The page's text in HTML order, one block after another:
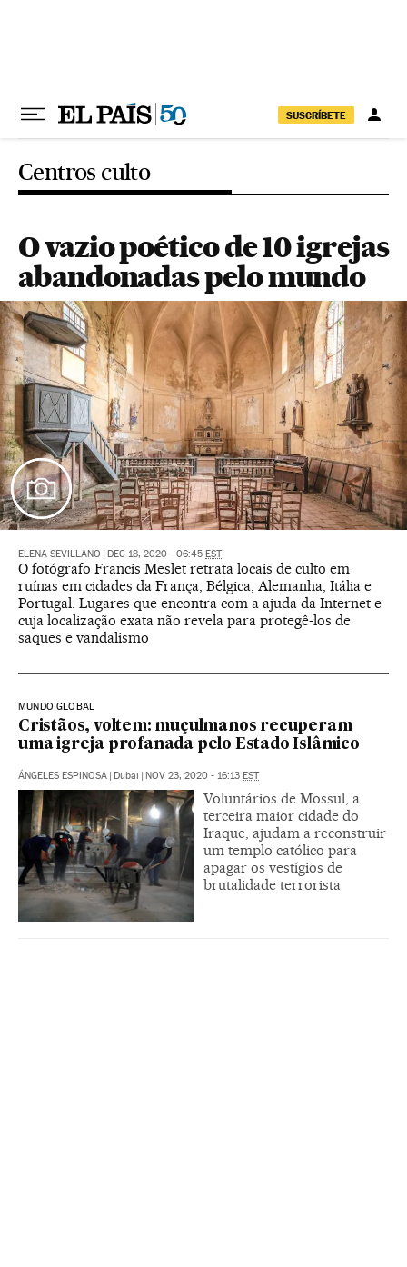
SUSCRÍBETE
Centros culto
O vazio poético de 10 igrejas
abandonadas pelo mundo
ELENA SEVILLANO DEC 18, 2020 - 06:45 EST
O fotógrafo Francis Meslet retrata locais de culto em
ruínas em cidades da França, Bélgica, Alemanha, Itália e
Portugal. Lugares que encontra com a ajuda da Internet e
cuja localização exata não revela para protegê-los de
saques e vandalismo
MUNDO GLOBAL
Cristãos, voltem: muçulmanos recuperam
uma igreja profanada pelo Estado Islâmico
ÁNGELES ESPINOSA Dubai NOV 23, 2020 - 16:13 EST
Voluntários de Mossul, a
terceira maior cidade do
Iraque, ajudam a reconstruir
um templo católico para
apagar os vestígios de
brutalidade terrorista